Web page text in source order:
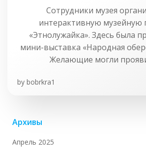
Сотрудники музея
интерактивную музейную
«Этнолужайка». Здесь была
мини-выставка «Народная
Желающие могли
by bobrkra1
Архивы
Апрель 2025